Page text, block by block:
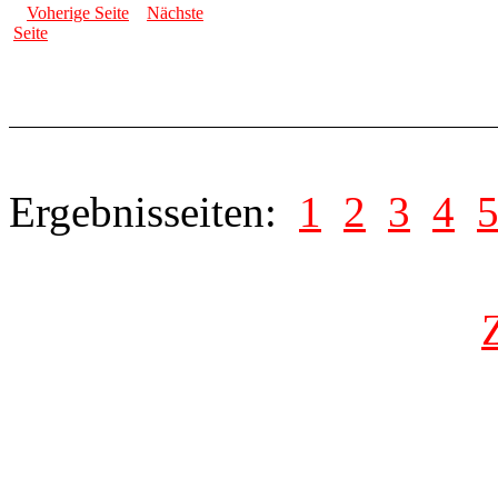
Voherige Seite
Nächste
Seite
Ergebnisseiten: 1 2 3 4 5